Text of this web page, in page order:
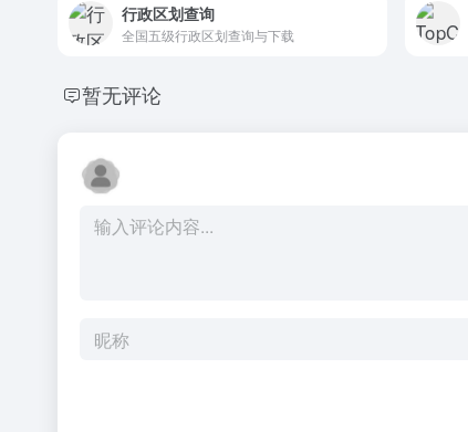
行政区划查询
全国五级行政区划查询与下载
暂无评论